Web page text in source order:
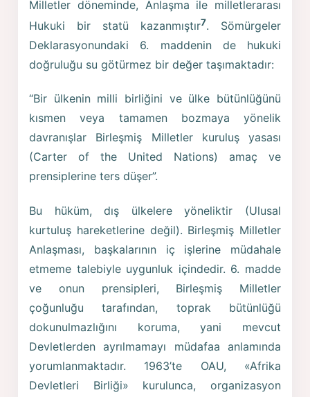
Milletler döneminde, Anlaşma ile milletlerarası
Hukuki bir statü kazanmıştır7. Sömürgeler
Deklarasyonundaki 6. maddenin de hukuki
doğruluğu su götürmez bir değer taşımaktadır:
“Bir ülkenin milli birliğini ve ülke bütünlüğünü
kısmen veya tamamen bozmaya yönelik
davranışlar Birleşmiş Milletler kuruluş yasası
(Carter of the United Nations) amaç ve
prensiplerine ters düşer”.
Bu hüküm, dış ülkelere yöneliktir (Ulusal
kurtuluş hareketlerine değil). Birleşmiş Milletler
Anlaşması, başkalarının iç işlerine müdahale
etmeme talebiyle uygunluk içindedir. 6. madde
ve onun prensipleri, Birleşmiş Milletler
çoğunluğu tarafından, toprak bütünlüğü
dokunulmazlığını koruma, yani mevcut
Devletlerden ayrılmamayı müdafaa anlamında
yorumlanmaktadır. 1963’te OAU, «Afrika
Devletleri Birliği» kurulunca, organizasyon